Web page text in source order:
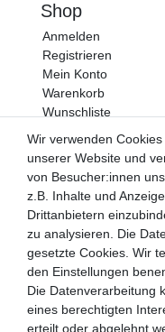
Shop
Anmelden
Registrieren
Mein Konto
Warenkorb
Wunschliste
Newsletter
E-MAIL **
Newsletter
Honig
Hiermit bestätige
gelesen habe. Meine
widerrufen.**
Wir verwenden
unserer Website und
von Besucher:innen
z.B. Inhalte und
Drittanbietern
zu analysieren. Die
gesetzte Cookies. Wir
den Einstellungen
Die Datenverarbeitung
eines berechtigten
erteilt oder abgelehnt